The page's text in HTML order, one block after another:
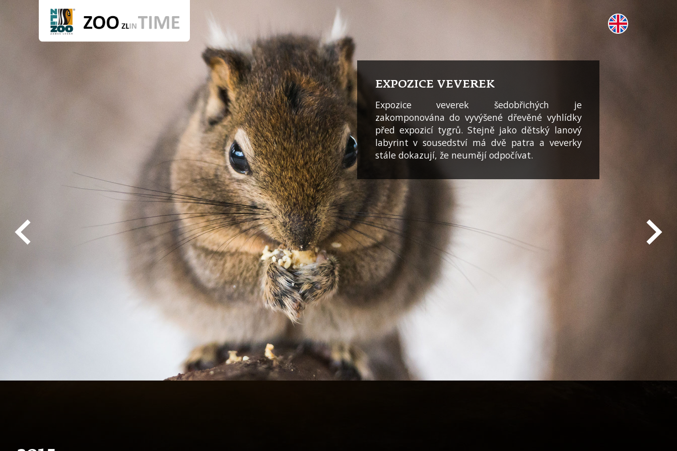
EXPOZICE VEVEREK
Expozice veverek šedobřichých je
zakomponována do vyvýšené dřevěné vyhlídky
před expozicí tygrů. Stejně jako dětský lanový
labyrint v sousedství má dvě patra a veverky
stále dokazují, že neumějí odpočívat.